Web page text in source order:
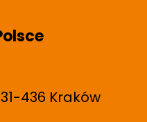
31-436 Kraków